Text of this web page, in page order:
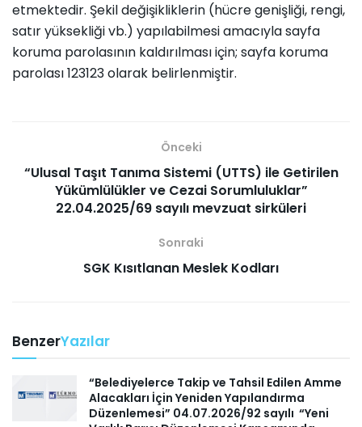
etmektedir. Şekil değişikliklerin (hücre genişliği, rengi,
satır yüksekliği vb.) yapılabilmesi amacıyla sayfa
koruma parolasının kaldırılması için; sayfa koruma
parolası 123123 olarak belirlenmiştir.
Önceki
“Ulusal Taşıt Tanıma Sistemi (UTTS) ile Getirilen
Yükümlülükler ve Cezai Sorumluluklar”
22.04.2025/69 sayılı mevzuat sirküleri
Sonraki
SGK Kısıtlanan Meslek Kodları
BenzerYazılar
“Belediyelerce Takip ve Tahsil Edilen Amme
Alacakları İçin Yeniden Yapılandırma
Düzenlemesi” 04.07.2026/92 sayılı “Yeni